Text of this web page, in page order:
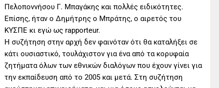
Πελοποννήσου Γ. Μπαγάκης και πολλές ειδικότητες.
Επίσης, ήταν ο Δημήτρης ο Μπράτης, ο αιρετός του
ΚΥΣΠΕ κι εγώ ως rapporteur.
Η συζήτηση στην αρχή δεν φαινόταν ότι θα καταλήξει σε
κάτι ουσιαστικό, τουλάχιστον για ένα από τα κορυφαία
ζητήματα όλων των εθνικών διαλόγων που έχουν γίνει για
την εκπαίδευση από το 2005 και μετά. Στη συζήτηση